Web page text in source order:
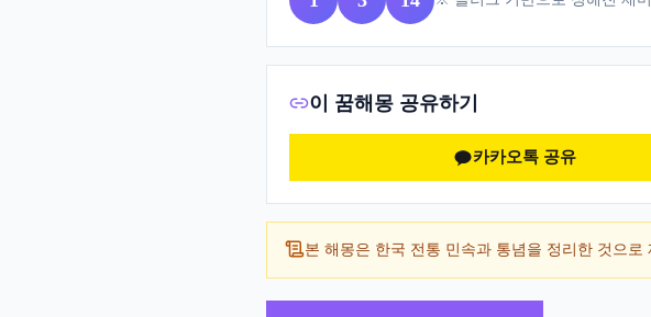
이 꿈해몽 공유하기
카카오톡 공유
본 해몽은 한국 전통 민속과 통념을 정리한 것으